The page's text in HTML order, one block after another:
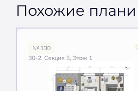
Похожие
№ 130
30-2, Секция 3, Этаж 1